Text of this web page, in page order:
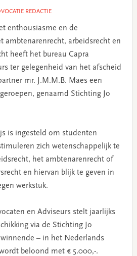
REDACTIE
enthousiasme en de
ambtenarenrecht, arbeidsrecht en
heeft het bureau Capra
ter gelegenheid van het afscheid
mr. J.M.M.B. Maes een
genaamd Stichting Jo
is ingesteld om studenten
zich wetenschappelijk te
het ambtenarenrecht of
en hiervan blijk te geven in
werkstuk.
en Adviseurs stelt jaarlijks
via de Stichting Jo
– in het Nederlands
beloond met € 5.000,-.